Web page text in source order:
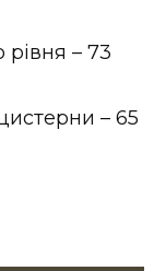
– 73
– 65